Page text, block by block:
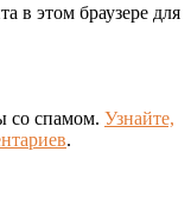
в этом браузере для
со спамом. Узнайте,
.